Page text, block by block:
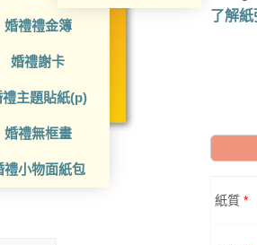
婚禮禮金簿
婚禮謝卡
禮主題貼紙(p)
婚禮無框畫
禮小物面紙包
了解
紙質 *